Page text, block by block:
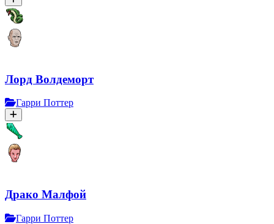
Лорд Волдеморт
Гарри Поттер
Драко Малфой
Гарри Поттер